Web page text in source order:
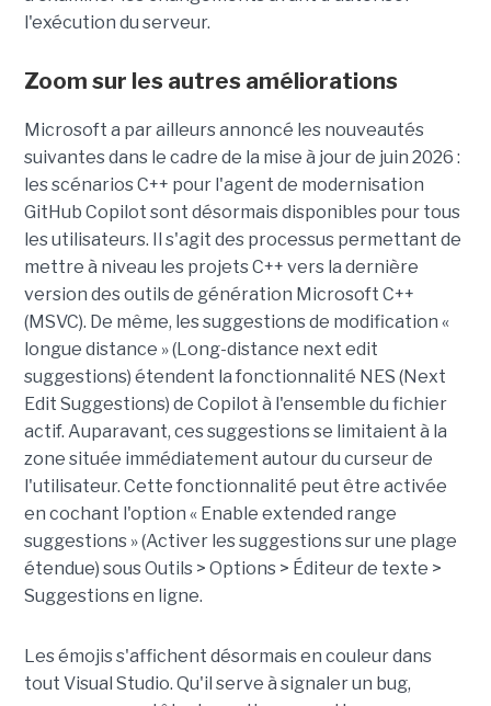
l'exécution du serveur.
Zoom sur les autres améliorations
Microsoft a par ailleurs annoncé les nouveautés
suivantes dans le cadre de la mise à jour de juin 2026 :
les scénarios C++ pour l'agent de modernisation
GitHub Copilot sont désormais disponibles pour tous
les utilisateurs. Il s'agit des processus permettant de
mettre à niveau les projets C++ vers la dernière
version des outils de génération Microsoft C++
(MSVC). De même, les suggestions de modification «
longue distance » (Long-distance next edit
suggestions) étendent la fonctionnalité NES (Next
Edit Suggestions) de Copilot à l'ensemble du fichier
actif. Auparavant, ces suggestions se limitaient à la
zone située immédiatement autour du curseur de
l'utilisateur. Cette fonctionnalité peut être activée
en cochant l'option « Enable extended range
suggestions » (Activer les suggestions sur une plage
étendue) sous Outils > Options > Éditeur de texte >
Suggestions en ligne.
Les émojis s'affichent désormais en couleur dans
tout Visual Studio. Qu'il serve à signaler un bug,